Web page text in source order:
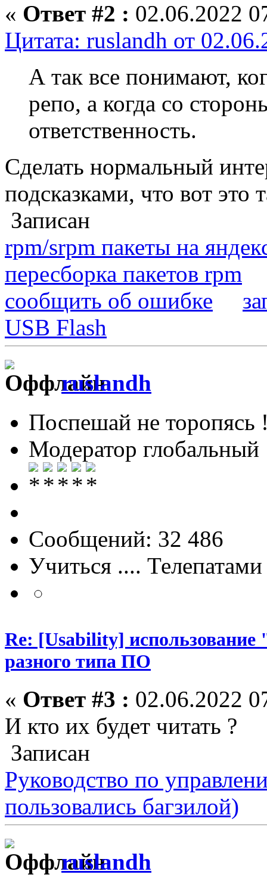
« Ответ #2 : 02.06.2022
Цитата: ruslandh от
А так все понимают,
репо, а когда со
ответственность.
Сделать нормальный
подсказками, что вот это
Записан
rpm/srpm пакеты на
пересборка пакетов rpm
сообщить об ошибке
USB Flash
ruslandh
Поспешай не торопясь
Модератор глобальный
Сообщений: 32 486
Учиться ....
Re: [Usability] использование
разного типа ПО
« Ответ #3 : 02.06.2022
И кто их будет читать ?
Записан
Руководство по
пользовались багзилой)
ruslandh